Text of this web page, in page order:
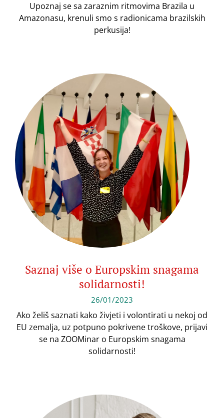
Upoznaj se sa zaraznim ritmovima Brazila u
Amazonasu, krenuli smo s radionicama brazilskih
perkusija!
Saznaj više o Europskim snagama
solidarnosti!
26/01/2023
Ako želiš saznati kako živjeti i volontirati u nekoj od
EU zemalja, uz potpuno pokrivene troškove, prijavi
se na ZOOMinar o Europskim snagama
solidarnosti!